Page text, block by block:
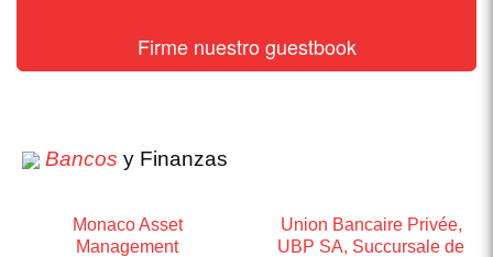
Firme nuestro guestbook
Bancos y Finanzas
Monaco Asset
Management
Union Bancaire Privée,
UBP SA, Succursale de